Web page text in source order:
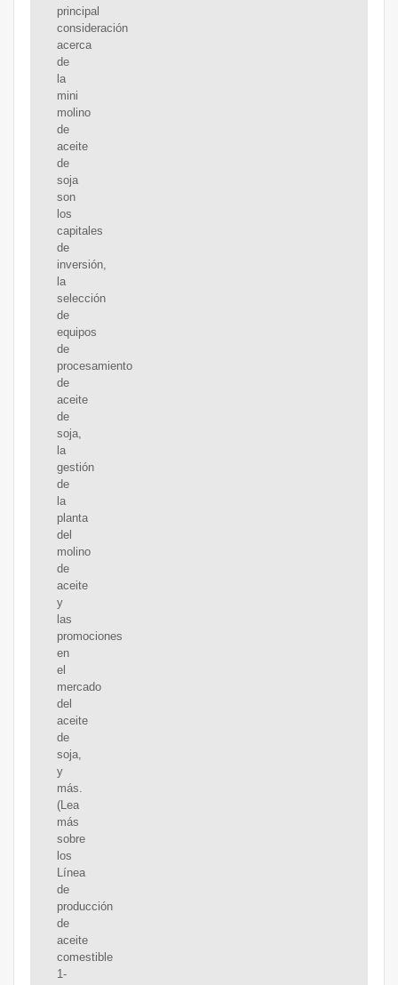
principal
consideración
acerca
de
la
mini
molino
de
aceite
de
soja
son
los
capitales
de
inversión,
la
selección
de
equipos
de
procesamiento
de
aceite
de
soja,
la
gestión
de
la
planta
del
molino
de
aceite
y
las
promociones
en
el
mercado
del
aceite
de
soja,
y
más.
(Lea
más
sobre
los
Línea
de
producción
de
aceite
comestible
1-